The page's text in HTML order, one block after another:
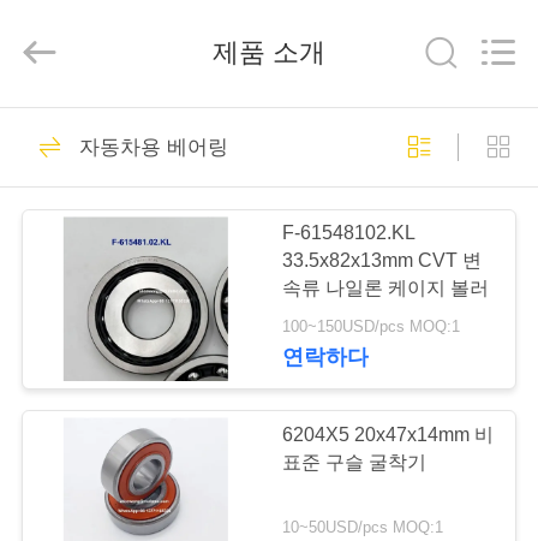
제
2026
WUXI
CO.,LTD..
Reserved.
자동차용 베어링
387
자동차 기어박스 베
어링
339
제품 소개
자동차용 베어링
F-61548102.KL
33.5x82x13mm CVT 변
속류 나일론 케이지 볼러
100~150USD/pcs MOQ:1
연락하다
6204X5 20x47x14mm 비
표준 구슬 굴착기
10~50USD/pcs MOQ:1